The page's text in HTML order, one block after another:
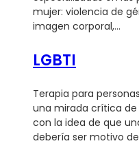
mujer: violencia de
imagen corporal,…
LGBTI
Terapia para
una mirada crítica
con la idea de que
debería ser motivo